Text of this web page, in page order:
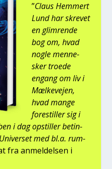
”Claus Hem­mert
Lund har skre­vet
en glim­ren­de
bog om, hvad
nog­le men­ne­
sker tro­e­de
engang om liv i
Mæl­ke­vej­en,
hvad man­ge
fore­stil­ler sig i
i dag opstil­ler betin­
med bl.a. rum­
fra anmel­del­sen i